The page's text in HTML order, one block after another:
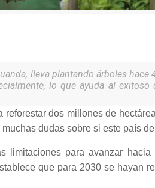
lleva plantando árboles
lo que ayuda al
dos millones de
dudas sobre si este país
limitaciones para avanzar hacia
que para 2030 se hayan